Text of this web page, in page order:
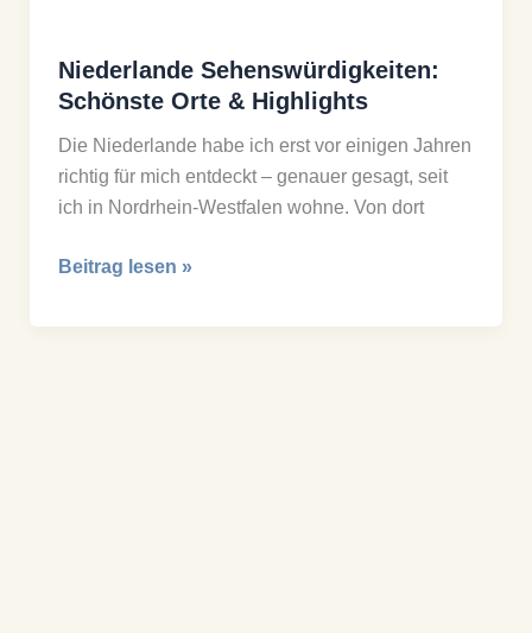
Niederlande Sehenswürdigkeiten:
Schönste Orte & Highlights
Die Niederlande habe ich erst vor einigen Jahren
richtig für mich entdeckt – genauer gesagt, seit
ich in Nordrhein-Westfalen wohne. Von dort
Niederlande
Schönste
Beitrag lesen »